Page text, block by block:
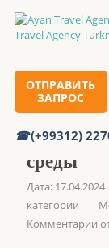
(+99312)
ОТПРАВИТЬ
ЗАПРОС
Главная
Ашхабад
среды
Дата: 17.04.2024
категории
Комментарии